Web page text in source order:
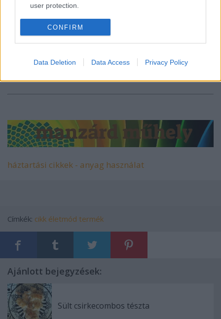
user protection.
CONFIRM
Data Deletion Data Access Privacy Policy
barátságos szín- és formavilágú. Az anyaga legyen
könnyű, és rugalmas. Ugyanakkor jól szellőzzön és
legyen fejlett nedvszívó képességű. Ilyen
ágyneműben öröm lesz az alvás a gyermek számára.
háztartási cikkek - anyag használat
Címkék: cikk életmód termék
Ajánlott bejegyzések:
Sült csirkecombos tészta